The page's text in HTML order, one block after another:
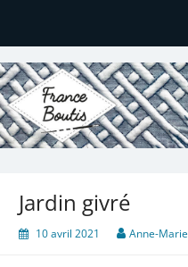
France Boutis
Le site de France Boutis
Jardin givré
10 avril 2021 Anne-Marie